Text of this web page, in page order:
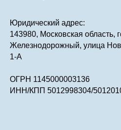
Юридический адрес:
143980, Московская область,
Железнодорожный, улица
1-А
ОГРН 1145000003136
ИНН/КПП 5012998304/